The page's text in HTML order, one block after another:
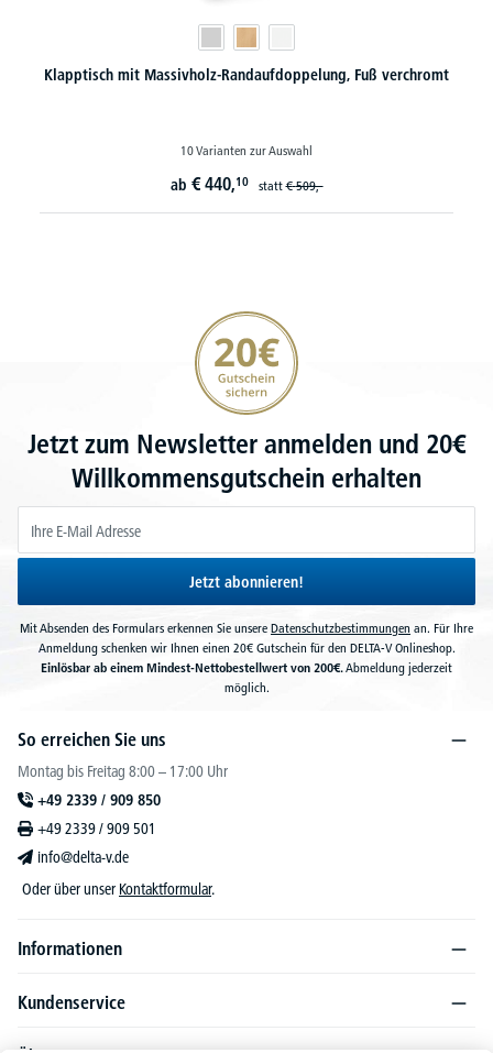
Klapptisch mit Massivholz-Randaufdoppelung, Fuß verchromt
10 Varianten zur Auswahl
ab € 440,10 statt€ 509,-
20€ Gutschein sichern
Jetzt zum Newsletter anmelden und 20€
Willkommensgutschein erhalten
Jetzt abonnieren!
Mit Absenden des Formulars erkennen Sie unsere Datenschutzbestimmungen an. Für Ihre
Anmeldung schenken wir Ihnen einen 20€ Gutschein für den DELTA-V Onlineshop.
Einlösbar ab einem Mindest-Nettobestellwert von 200€.Abmeldung jederzeit
möglich.
So erreichen Sie uns
Montag bis Freitag 8:00 – 17:00 Uhr
+49 2339 / 909 850
+49 2339 / 909 501
info@delta-v.de
Oder über unser Kontaktformular.
Informationen
Kundenservice